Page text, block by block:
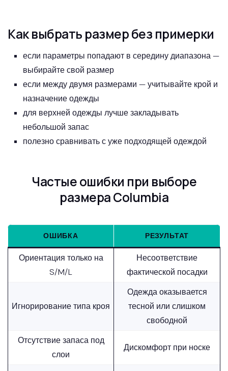
Как выбрать размер без примерки
если параметры попадают в середину диапазона —
выбирайте свой размер
если между двумя размерами — учитывайте крой и
назначение одежды
для верхней одежды лучше закладывать
небольшой запас
полезно сравнивать с уже подходящей одеждой
Частые ошибки при выборе
размера Columbia
ОШИБКА РЕЗУЛЬТАТ
Ориентация только на
S/M/L
Несоответствие
фактической посадки
Игнорирование типа кроя
Одежда оказывается
тесной или слишком
свободной
Отсутствие запаса под
слои
Дискомфорт при носке